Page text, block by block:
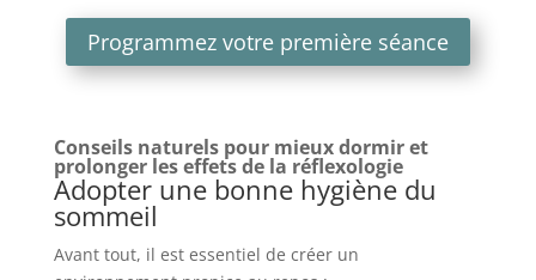
Programmez votre première séance
Conseils naturels pour mieux dormir et
prolonger les effets de la réflexologie
Adopter une bonne hygiène du
sommeil
Avant tout, il est essentiel de créer un